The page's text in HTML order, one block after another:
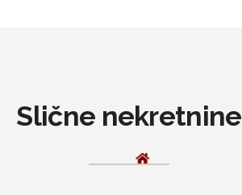
Slične nekretnine